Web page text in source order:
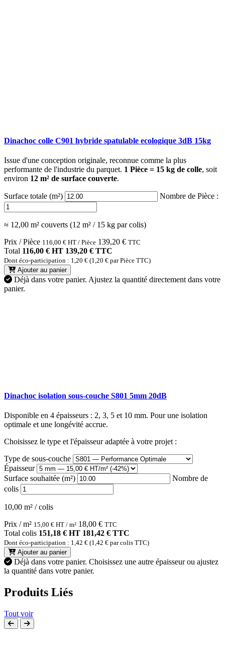
Dinachoc colle C901 hybride spatulable ecologique 3dB 15kg
Issue d'une conception originale, reconnue comme la plus
performante de l'industrie du parquet. 1 Pièce = 15 kg de colle, soit
environ 12 m² de surface couverte.
Surface totale (m²) Nombre de Pièce :
≈ 12,00 m² couverts (12 m² / 15 kg par colis)
Prix / Pièce 116,00 € HT / Pièce 139,20 € TTC
Total 116,00 € HT 139,20 € TTC
Dont éco-participation : 1,20 € (1,20 € par Pièce TTC)
Ajouter au panier
Déjà dans votre panier. Ajustez la quantité directement dans votre
panier.
Dinachoc isolation sous-couche S801 5mm 20dB
Disponible en 4 épaisseurs : 2, 3, 5 et 10 mm. Pour une isolation
optimale et une longévité accrue.
Choisissez le type et l'épaisseur adaptée à votre projet :
Type de sous-couche
Épaisseur
Surface souhaitée (m²)
Nombre de
colis
10,00 m² / colis
Prix / m² 15,00 € HT / m² 18,00 € TTC
Total colis 151,18 € HT 181,42 € TTC
Dont éco-participation : 1,42 € (1,42 € par colis TTC)
Ajouter au panier
Déjà dans votre panier. Choisissez une autre épaisseur ou ajustez
la quantité dans votre panier.
Produits Liés
Tout voir